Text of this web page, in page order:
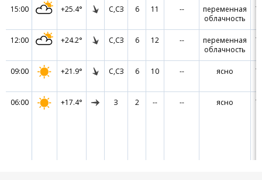
15:00 +25.4° С,СЗ 6 11 --
переменная
облачность
12:00 +24.2° С,СЗ 6 12 --
переменная
облачность
09:00 +21.9° С,СЗ 6 10 -- ясно
06:00 +17.4° З 2 -- -- ясно